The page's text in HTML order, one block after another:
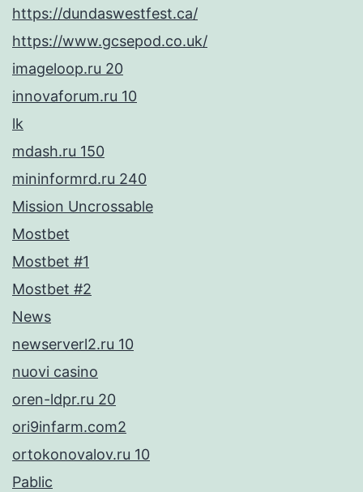
https://dundaswestfest.ca/
https://www.gcsepod.co.uk/
imageloop.ru 20
innovaforum.ru 10
lk
mdash.ru 150
mininformrd.ru 240
Mission Uncrossable
Mostbet
Mostbet #1
Mostbet #2
News
newserverl2.ru 10
nuovi casino
oren-ldpr.ru 20
ori9infarm.com2
ortokonovalov.ru 10
Pablic